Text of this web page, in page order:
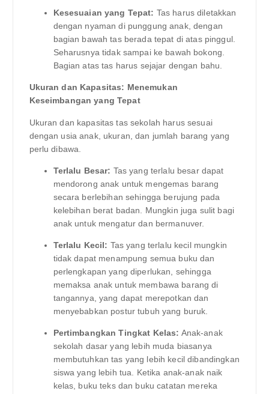
Kesesuaian yang Tepat: Tas harus diletakkan
dengan nyaman di punggung anak, dengan
bagian bawah tas berada tepat di atas pinggul.
Seharusnya tidak sampai ke bawah bokong.
Bagian atas tas harus sejajar dengan bahu.
Ukuran dan Kapasitas: Menemukan
Keseimbangan yang Tepat
Ukuran dan kapasitas tas sekolah harus sesuai
dengan usia anak, ukuran, dan jumlah barang yang
perlu dibawa.
Terlalu Besar: Tas yang terlalu besar dapat
mendorong anak untuk mengemas barang
secara berlebihan sehingga berujung pada
kelebihan berat badan. Mungkin juga sulit bagi
anak untuk mengatur dan bermanuver.
Terlalu Kecil: Tas yang terlalu kecil mungkin
tidak dapat menampung semua buku dan
perlengkapan yang diperlukan, sehingga
memaksa anak untuk membawa barang di
tangannya, yang dapat merepotkan dan
menyebabkan postur tubuh yang buruk.
Pertimbangkan Tingkat Kelas: Anak-anak
sekolah dasar yang lebih muda biasanya
membutuhkan tas yang lebih kecil dibandingkan
siswa yang lebih tua. Ketika anak-anak naik
kelas, buku teks dan buku catatan mereka